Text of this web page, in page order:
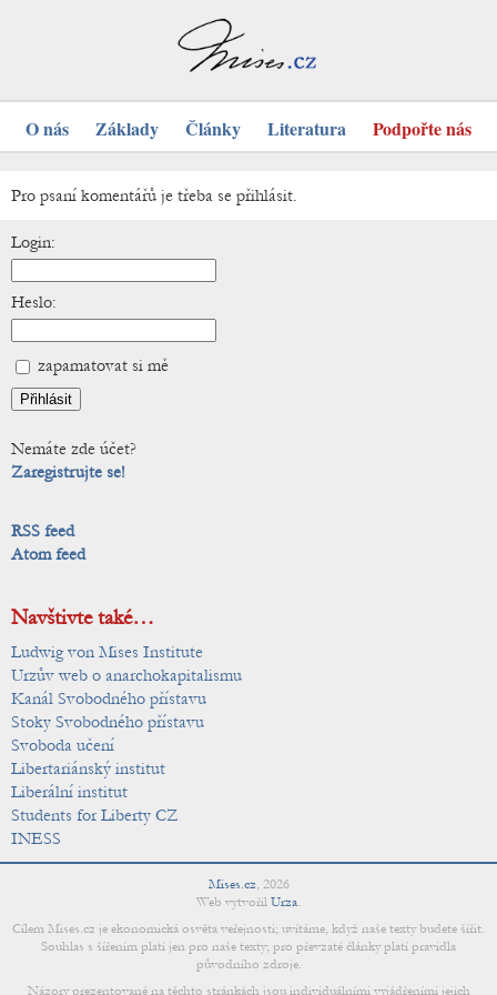
O nás Základy Články Literatura Podpořte nás
Pro psaní komentářů je třeba se přihlásit.
Login:
Heslo:
zapamatovat si mě
Nemáte zde účet?
Zaregistrujte se!
RSS feed
Atom feed
Navštivte také…
Ludwig von Mises Institute
Urzův web o anarchokapitalismu
Kanál Svobodného přístavu
Stoky Svobodného přístavu
Svoboda učení
Libertariánský institut
Liberální institut
Students for Liberty CZ
INESS
Mises.cz, 2026
Web vytvořil Urza.
Cílem Mises.cz je ekonomická osvěta veřejnosti; uvítáme, když naše texty budete šířit.
Souhlas s šířením platí jen pro naše texty; pro převzaté články platí pravidla
původního zdroje.
Názory prezentované na těchto stránkách jsou individuálními vyjádřeními jejich